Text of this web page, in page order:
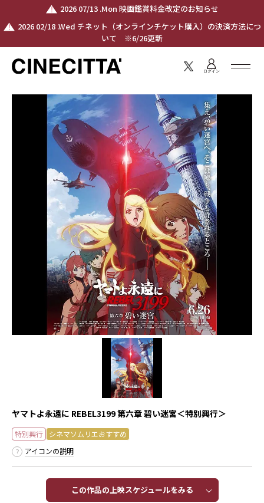
2026 07/13 .Mon 映画鑑賞料金改定のお知らせ
2026 02/18 .Wed チネット（オンラインチケット購入）の決済方法につ
いて ※6/26更新
ログイン
ヤマトよ永遠に REBEL3199 第六章 碧い迷宮＜特別興行＞
特別興行
シネマソムリエおすすめ
アイコンの説明
この作品の上映スケジュールをみる​​